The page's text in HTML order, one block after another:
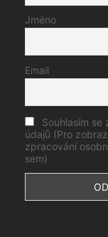
Jméno
Email
Souhlasím se
údajů (Pro
zpracování
sem)